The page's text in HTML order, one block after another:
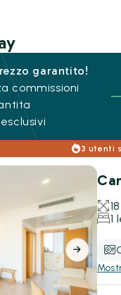
garantito!
commissioni
3 utenti
1